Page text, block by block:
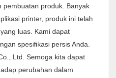
pembuatan produk. Banyak
printer, produk ini telah
luas. Kami dapat
spesifikasi persis Anda.
Ltd. Semoga kita dapat
perubahan dalam